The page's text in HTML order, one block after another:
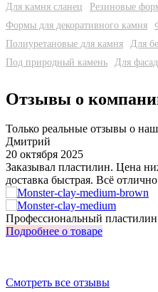
Для камня сланец
Резиновые
Формы для декоративного камня
Полиуретановые для камня
Для
Под природный камень
Для
Отзывы о
Только реальные отзывы о
Дмитрий
20 октября 2025
Заказывал пластилин. Цена
доставка быстрая. Всё
Профессиональный
Подробнее о товаре
Смотреть все отзывы